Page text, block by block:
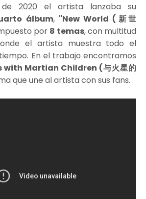
2020 el artista lanzaba su
álbum, "New World (新世
por 8 temas, con multitud
el artista muestra todo el
En el trabajo encontramos
Martian Children (与火星的
que une al artista con sus fans.